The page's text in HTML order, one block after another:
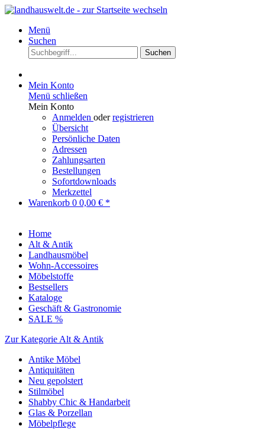
Menü
Suchen
Suchen
Mein Konto
Menü schließen
Mein Konto
Anmelden oderregistrieren
Übersicht
Persönliche Daten
Adressen
Zahlungsarten
Bestellungen
Sofortdownloads
Merkzettel
Warenkorb 0 0,00 € *
Home
Alt & Antik
Landhausmöbel
Wohn-Accessoires
Möbelstoffe
Bestsellers
Kataloge
Geschäft & Gastronomie
SALE %
Zur Kategorie Alt & Antik
Antike Möbel
Antiquitäten
Neu gepolstert
Stilmöbel
Shabby Chic & Handarbeit
Glas & Porzellan
Möbelpflege